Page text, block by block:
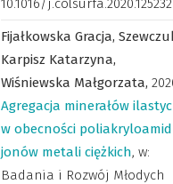
10.1016/j.colsurfa.2020.125232
Fijałkowska Gracja,
Karpisz Katarzyna,
Wiśniewska Małgorzata,
Agregacja minerałów
w obecności
jonów metali ciężkich, w:
Badania i Rozwój Młodych